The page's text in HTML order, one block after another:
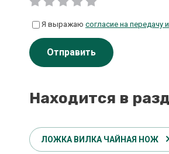
Я выражаю согласие на передачу
Отправить
Находится в
ЛОЖКА ВИЛКА ЧАЙНАЯ НОЖ